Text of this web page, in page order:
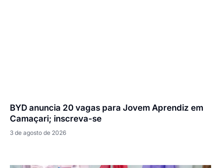
BYD anuncia 20 vagas para Jovem Aprendiz em
Camaçari; inscreva-se
3 de agosto de 2026